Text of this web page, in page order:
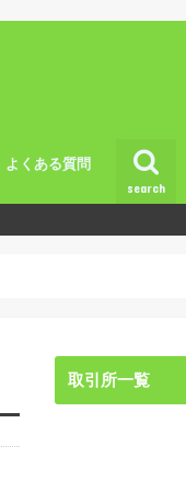
search
よくある質問
取引所一覧